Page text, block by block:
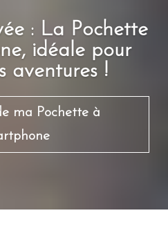
: La Pochette
idéale pour
aventures !
ma Pochette à